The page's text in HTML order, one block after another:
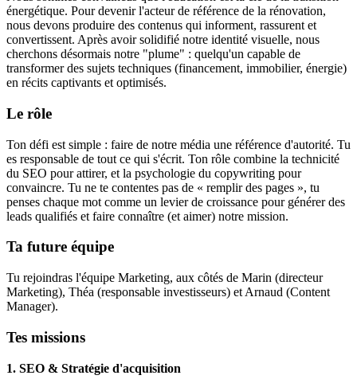
énergétique. Pour devenir l'acteur de référence de la rénovation,
nous devons produire des contenus qui informent, rassurent et
convertissent. Après avoir solidifié notre identité visuelle, nous
cherchons désormais notre "plume" : quelqu'un capable de
transformer des sujets techniques (financement, immobilier, énergie)
en récits captivants et optimisés.
Le rôle
Ton défi est simple : faire de notre média une référence d'autorité. Tu
es responsable de tout ce qui s'écrit. Ton rôle combine la technicité
du SEO pour attirer, et la psychologie du copywriting pour
convaincre. Tu ne te contentes pas de « remplir des pages », tu
penses chaque mot comme un levier de croissance pour générer des
leads qualifiés et faire connaître (et aimer) notre mission.
Ta future équipe
Tu rejoindras l'équipe Marketing, aux côtés de Marin (directeur
Marketing), Théa (responsable investisseurs) et Arnaud (Content
Manager).
Tes missions
1. SEO & Stratégie d'acquisition